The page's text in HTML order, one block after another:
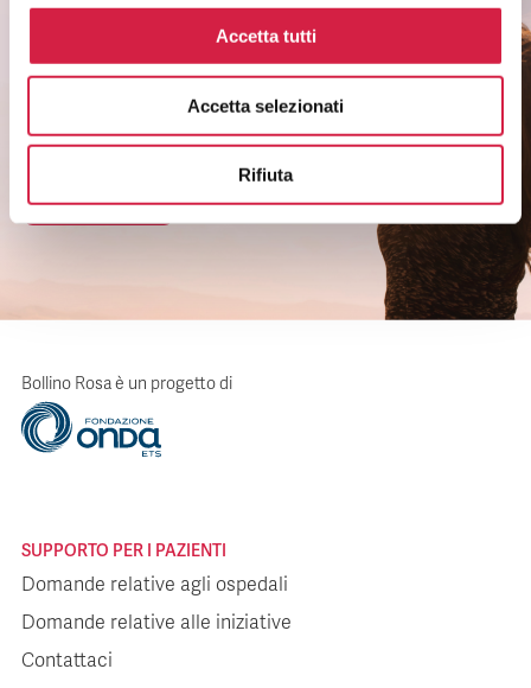
Accetta tutti
Accetta selezionati
Rifiuta
Rimani informato sui temi di salute di
Non perderti i riconoscimenti agli ospedali e
Bollino Rosa è un progetto di
SUPPORTO PER I PAZIENTI
Domande relative agli ospedali
Domande relative alle iniziative
Contattaci